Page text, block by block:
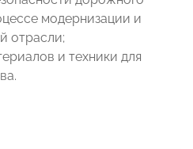
модернизации и
отрасли;
и техники для